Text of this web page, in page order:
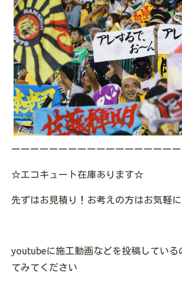
ーーーーーーーーーーーーーーーーーー
☆エコキュート在庫あります☆
先ずはお見積り！お考えの方はお気軽
youtubeに施工動画などを投稿している
てみてください